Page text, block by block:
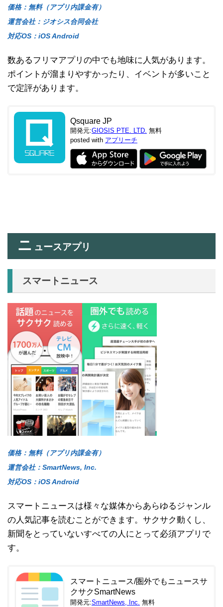
価格：無料（アプリ内課金有）
運営会社：ジオシス合同会社
対応OS：iOS Android
数あるフリマアプリの中でも地味に人気があります。
ポイントが溜まりやすかったり、イベントが多いこと
で定評があります。
Qsquare JP
開発元:GIOSIS PTE. LTD. 無料
posted with アプリーチ
ニ ュースアプリ
スマートニュース
価格：無料（アプリ内課金有）
運営会社：SmartNews, Inc.
対応OS：iOS Android
スマートニュースは様々な媒体からあらゆるジャンル
の人気記事を読むことができます。サクサク動くし、
新聞をとっていないすべての人にとって必須アプリで
す。
スマートニュース/圏外でもニュースサ
クサクSmartNews
開発元:SmartNews, Inc. 無料